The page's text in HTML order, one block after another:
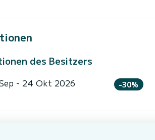
des Besitzers
- 24 Okt 2026 -30%